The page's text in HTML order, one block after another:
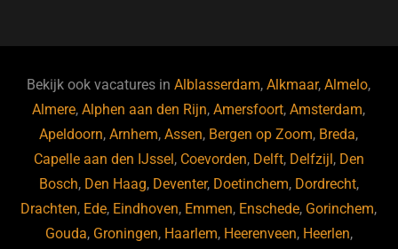
b
o
o
k
ky dI
n
Bekijk ook vacatures inAlblasserdam,Alkmaar,Almelo,
Almere,Alphen aan den Rijn,Amersfoort,Amsterdam,
Apeldoorn,Arnhem,Assen, Bergen op Zoom, Breda,
Capelle aan den IJssel , Coevorden, Delft, Delfzijl , Den
Bosch, Den Haag, Deventer, Doetinchem, Dordrecht,
Drachten, Ede, Eindhoven, Emmen, Enschede, Gorinchem,
Gouda, Groningen, Haarlem, Heerenveen, Heerlen,